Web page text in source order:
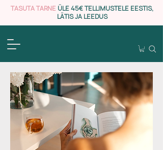
TASUTA TARNE ÜLE 45€ TELLIMUSTELE EESTIS,
LÄTIS JA LEEDUS